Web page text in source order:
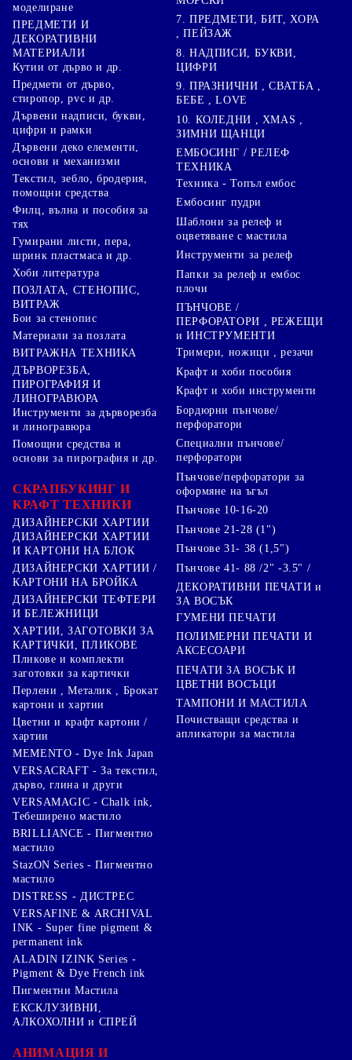
моделиране
ПРЕДМЕТИ И
ДЕКОРАТИВНИ
МАТЕРИАЛИ
Кутии от дърво и др.
Предмети от дърво,
стиропор, pvc и др.
Дървени надписи, букви,
цифри и рамки
Дървени деко елементи,
основи и механизми
Текстил, зебло, бродерия,
помощни средства
Филц, вълна и пособия за
тях
Гумирани листи, пера,
шринк пластмаса и др.
Хоби литература
ПОЗЛАТА, СТЕНОПИС,
ВИТРАЖ
Бои за стенопис
Материали за позлата
ВИТРАЖНА ТЕХНИКА
ДЪРВОРЕЗБА,
ПИРОГРАФИЯ И
ЛИНОГРАВЮРА
Инструменти за дърворезба
и линогравюра
Помощни средства и
основи за пирография и др.
СКРАПБУКИНГ И
КРАФТ ТЕХНИКИ
ДИЗАЙНЕРСКИ ХАРТИИ
ДИЗАЙНЕРСКИ ХАРТИИ
И КАРТОНИ НА БЛОК
ДИЗАЙНЕРСКИ ХАРТИИ /
КАРТОНИ НА БРОЙКА
ДИЗАЙНЕРСКИ ТЕФТЕРИ
И БЕЛЕЖНИЦИ
ХАРТИИ, ЗАГОТОВКИ ЗА
КАРТИЧКИ, ПЛИКОВЕ
Пликове и комплекти
заготовки за картички
Перлени , Металик , Брокат
картони и хартии
Цветни и крафт картони /
хартии
7. ПРЕДМЕТИ, БИТ, ХОРА
, ПЕЙЗАЖ
8. НАДПИСИ, БУКВИ,
ЦИФРИ
9. ПРАЗНИЧНИ , СВАТБА ,
БЕБЕ , LOVE
10. КОЛЕДНИ , XMAS ,
ЗИМНИ ЩАНЦИ
ЕМБОСИНГ / РЕЛЕФ
ТЕХНИКА
Техника - Топъл ембос
Ембосинг пудри
Шаблони за релеф и
оцветяване с мастила
Инструменти за релеф
Папки за релеф и ембос
плочи
ПЪНЧОВЕ /
ПЕРФОРАТОРИ , РЕЖЕЩИ
и ИНСТРУМЕНТИ
Тримери, ножици , резачи
Крафт и хоби пособия
Крафт и хоби инструменти
Бордюрни пънчове/
перфоратори
Специални пънчове/
перфоратори
Пънчове/перфоратори за
оформяне на ъгъл
Пънчове 10-16-20
Пънчове 21-28 (1")
Пънчове 31- 38 (1,5")
Пънчове 41- 88 /2" -3.5" /
ДЕКОРАТИВНИ ПЕЧАТИ и
ЗА ВОСЪК
ГУМЕНИ ПЕЧАТИ
ПОЛИМЕРНИ ПЕЧАТИ И
АКСЕСОАРИ
ПЕЧАТИ ЗА ВОСЪК И
ЦВЕТНИ ВОСЪЦИ
ТАМПОНИ И МАСТИЛА
Почистващи средства и
апликатори за мастила
MEMENTO - Dye Ink Japan
VERSACRAFT - За текстил,
дърво, глина и други
VERSAMAGIC - Chalk ink,
Тебеширено мастило
BRILLIANCE - Пигментно
мастило
StazON Series - Пигментно
мастило
DISTRESS - ДИСТРЕС
VERSAFINE & ARCHIVAL
INK - Super fine pigment &
permanent ink
ALADIN IZINK Series -
Pigment & Dye French ink
Пигментни Мастила
ЕКСКЛУЗИВНИ,
АЛКОХОЛНИ и СПРЕЙ
АНИМАЦИЯ И